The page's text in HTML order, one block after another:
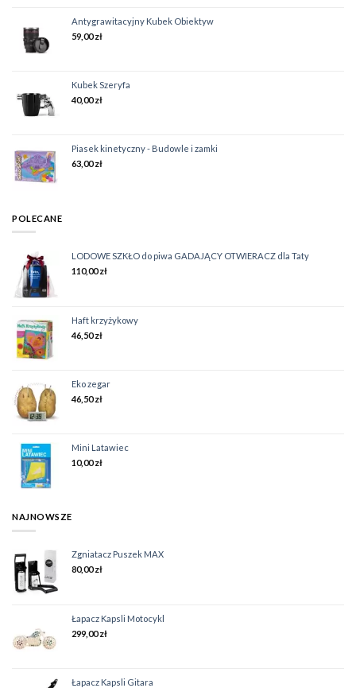
Antygrawitacyjny Kubek Obiektyw
59,00zł
Kubek Szeryfa
40,00zł
Piasek kinetyczny - Budowle i zamki
63,00zł
POLECANE
LODOWE SZKŁO do piwa GADAJĄCY OTWIERACZ dla Taty
110,00zł
Haft krzyżykowy
46,50zł
Eko zegar
46,50zł
Mini Latawiec
10,00zł
NAJNOWSZE
Zgniatacz Puszek MAX
80,00zł
Łapacz Kapsli Motocykl
299,00zł
Łapacz Kapsli Gitara